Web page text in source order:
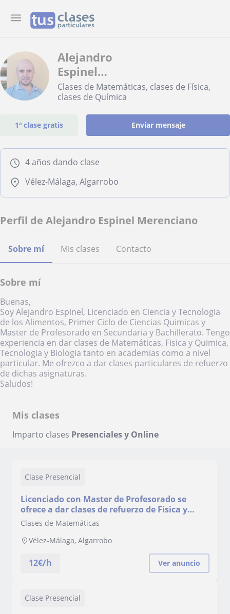
Alejandro
Espinel
Merenciano
Clases de Matemáticas, clases de Física,
clases de Química
1ª clase gratis Enviar mensaje
4 años dando clase
Vélez-Málaga, Algarrobo
Perfil de Alejandro Espinel Merenciano
Sobre mí Mis clases Contacto
Sobre mí
Buenas,
Soy Alejandro Espinel, Licenciado en Ciencia y Tecnologia
de los Alimentos, Primer Ciclo de Ciencias Quimicas y
Master de Profesorado en Secundaria y Bachillerato. Tengo
experiencia en dar clases de Matemáticas, Fisica y Quimica,
Tecnologia y Biologia tanto en academias como a nivel
particular. Me ofrezco a dar clases particulares de refuerzo
de dichas asignaturas.
Saludos!
Mis clases
Imparto clases Presenciales y Online
Clase Presencial
Licenciado con Master de Profesorado se
ofrece a dar clases de refuerzo de Fisica y
Quimica, Matematicas, Tecnologia y Biologia,
Mar y alrededores
Clases de Matemáticas
Vélez-Málaga, Algarrobo
12€/h Ver anuncio
Clase Presencial